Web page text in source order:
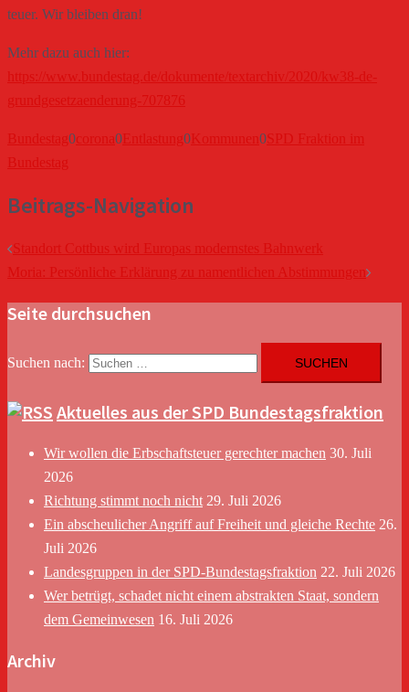
teuer. Wir bleiben dran!
Mehr dazu auch hier:
https://www.bundestag.de/dokumente/textarchiv/2020/kw38-de-
grundgesetzaenderung-707876
Bundestag0corona0Entlastung0Kommunen0SPD Fraktion im
Bundestag
Beitrags-Navigation
Standort Cottbus wird Europas modernstes Bahnwerk
Moria: Persönliche Erklärung zu namentlichen Abstimmungen
Seite durchsuchen
Suchen nach:
Aktuelles aus der SPD Bundestagsfraktion
Wir wollen die Erbschaftsteuer gerechter machen 30. Juli
2026
Richtung stimmt noch nicht 29. Juli 2026
Ein abscheulicher Angriff auf Freiheit und gleiche Rechte 26.
Juli 2026
Landesgruppen in der SPD-Bundestagsfraktion 22. Juli 2026
Wer betrügt, schadet nicht einem abstrakten Staat, sondern
dem Gemeinwesen 16. Juli 2026
Archiv